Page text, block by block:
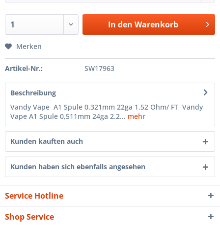
In den Warenkorb
Merken
Artikel-Nr.: SW17963
Beschreibung
Vandy Vape A1 Spule 0,321mm 22ga 1.52 Ohm/ FT Vandy
Vape A1 Spule 0,511mm 24ga 2.2... mehr
Kunden kauften auch
Kunden haben sich ebenfalls angesehen
Service Hotline
Shop Service